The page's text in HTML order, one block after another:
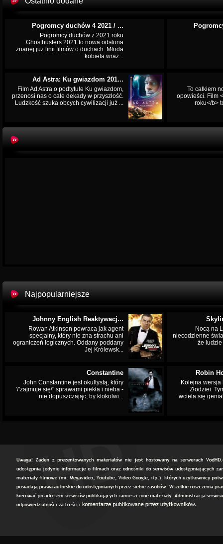
Pogromcy duchów 4 2021 / ...
Pogromcy duchów z 2021 roku
Ghostbusters 2021 to nowa odsłona
znanej już linii filmów o duchach. Młoda
kobieta wraz...
Ad Astra: Ku gwiazdom 201...
Film Ad Astra o podtytule Ku gwiazdom,
przenosi nas o całe dekady w przyszłość.
Ludzkość szuka obcych cywilizacji już ...
To całkiem
opowieści. Film
roku</b>
Najpopularniejsze
Johnny English Reaktywacj...
Rowan Atkinson powraca jak agent
specjalny, który nie zna strachu ani
ograniczeń logicznych. Oddany poddany
Jej Królewsk...
Nocą na
niecodzienne
że
Constantine
John Constantine jest okultystą, który
\"zajmuje się\" sprawami piekła i nieba -
nie dopuszczając, by ktokolwi...
Robin
Kolejna wersja
Złodziei.
wciela się